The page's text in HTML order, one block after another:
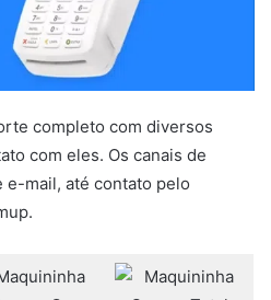
completo com diversos
com eles. Os canais de
e-mail, até contato pelo